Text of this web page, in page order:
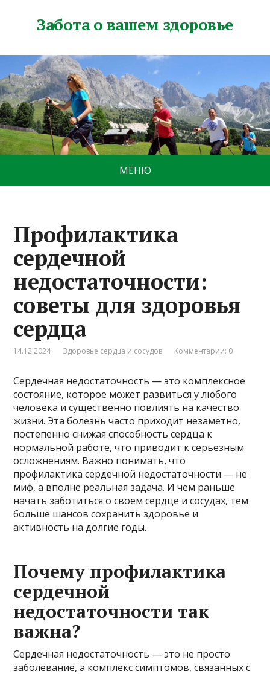
Забота о вашем здоровье
МЕНЮ
Профилактика
сердечной
недостаточности:
советы для здоровья
сердца
14.12.2024 Здоровье сердца и сосудов Комментарии: 0
Сердечная недостаточность — это комплексное
состояние, которое может развиться у любого
человека и существенно повлиять на качество
жизни. Эта болезнь часто приходит незаметно,
постепенно снижая способность сердца к
нормальной работе, что приводит к серьезным
осложнениям. Важно понимать, что
профилактика сердечной недостаточности — не
миф, а вполне реальная задача. И чем раньше
начать заботиться о своем сердце и сосудах, тем
больше шансов сохранить здоровье и
активность на долгие годы.
Почему профилактика
сердечной
недостаточности так
важна?
Сердечная недостаточность — это не просто
заболевание, а комплекс симптомов, связанных с